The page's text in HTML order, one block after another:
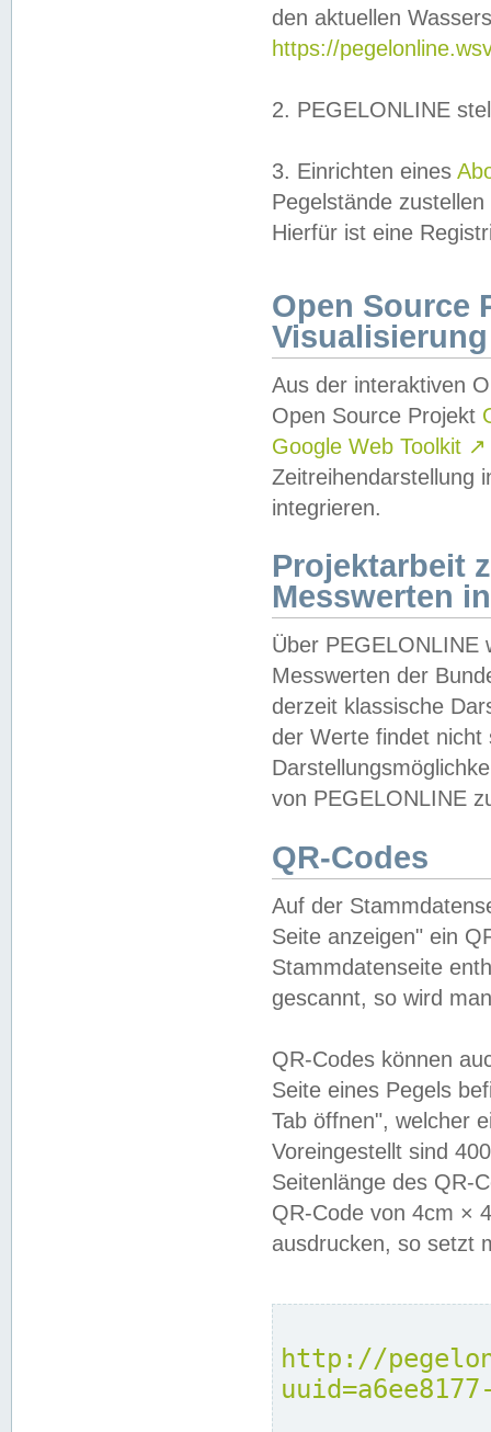
den aktuellen
https://
2. PEGELONLINE
3. Einrichten eines
Pegelstände
Hierfür ist eine
Open Source
Visualisierung
Aus der interaktiven
Open Source Projekt
Google Web Toolkit ↗
Zeitreihendarstellung
integrieren.
Projektarbeit
Messwerten
Über PEGELONLINE
Messwerten der
derzeit klassische
der Werte findet
von PEGELONLINE
QR-Codes
Auf der
Seite anzeigen" ein
Stammdatenseite
gescannt, so wird
QR-Codes können
Seite eines Pegels
Tab öffnen", welcher
Voreingestellt sind
Seitenlänge des QR-
QR-Code von 4cm ×
ausdrucken, so setzt
http://